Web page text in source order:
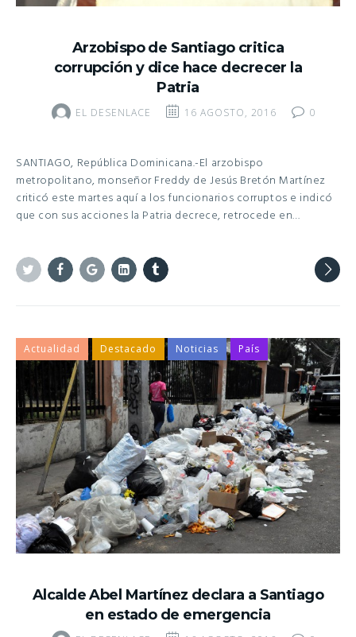
Arzobispo de Santiago critica
corrupción y dice hace decrecer la
Patria
EL DESENLACE 16 AGOSTO, 2016 0
SANTIAGO, República Dominicana.-El arzobispo
metropolitano, monseñor Freddy de Jesús Bretón Martínez
criticó este martes aquí a los funcionarios corruptos e indicó
que con sus acciones la Patria decrece, retrocede en…
Alcalde Abel Martínez declara a Santiago
en estado de emergencia
Actualidad Destacado Noticias País